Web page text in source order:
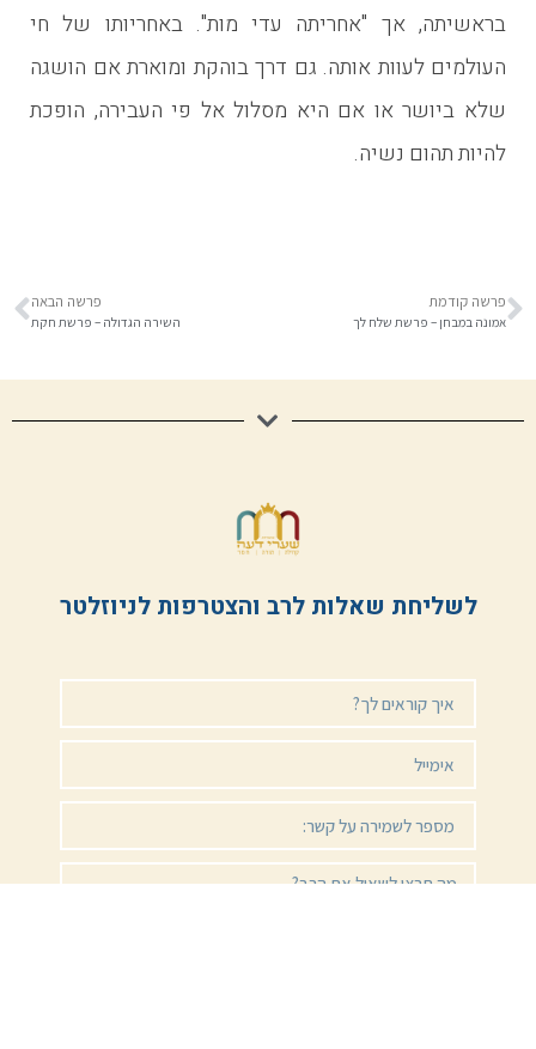
בראשיתה, אך "אחריתה עדי מות". באחריותו של חי
העולמים לעוות אותה. גם דרך בוהקת ומוארת אם הושגה
שלא ביושר או אם היא מסלול אל פי העבירה, הופכת
להיות תהום נשיה.
פרשה קודמת
אמונה במבחן – פרשת שלח לך
פרשה הבאה
השירה הגדולה – פרשת חקת
לשליחת שאלות לרב והצטרפות לניוזלטר